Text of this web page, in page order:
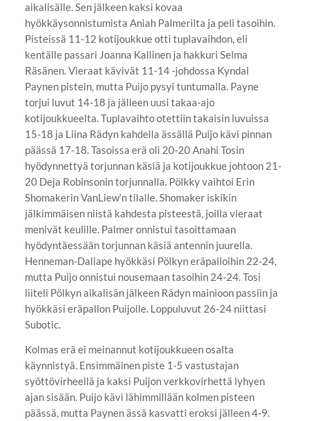
aikalisälle. Sen jälkeen kaksi kovaa
hyökkäysonnistumista Aniah Palmerilta ja peli tasoihin.
Pisteissä 11-12 kotijoukkue otti tuplavaihdon, eli
kentälle passari Joanna Kallinen ja hakkuri Selma
Räsänen. Vieraat kävivät 11-14 -johdossa Kyndal
Paynen pistein, mutta Puijo pysyi tuntumalla. Payne
torjui luvut 14-18 ja jälleen uusi takaa-ajo
kotijoukkueelta. Tuplavaihto otettiin takaisin luvuissa
15-18 ja Liina Rädyn kahdella ässällä Puijo kävi pinnan
päässä 17-18. Tasoissa erä oli 20-20 Anahi Tosin
hyödynnettyä torjunnan käsiä ja kotijoukkue johtoon 21-
20 Deja Robinsonin torjunnalla. Pölkky vaihtoi Erin
Shomakerin VanLiew’n tilalle. Shomaker iskikin
jälkimmäisen niistä kahdesta pisteestä, joilla vieraat
menivät keulille. Palmer onnistui tasoittamaan
hyödyntäessään torjunnan käsiä antennin juurella.
Henneman-Dallape hyökkäsi Pölkyn eräpalloihin 22-24,
mutta Puijo onnistui nousemaan tasoihin 24-24. Tosi
liiteli Pölkyn aikalisän jälkeen Rädyn mainioon passiin ja
hyökkäsi eräpallon Puijolle. Loppuluvut 26-24 niittasi
Subotic.
Kolmas erä ei meinannut kotijoukkueen osalta
käynnistyä. Ensimmäinen piste 1-5 vastustajan
syöttövirheellä ja kaksi Puijon verkkovirhettä lyhyen
ajan sisään. Puijo kävi lähimmillään kolmen pisteen
päässä, mutta Paynen ässä kasvatti eroksi jälleen 4-9.